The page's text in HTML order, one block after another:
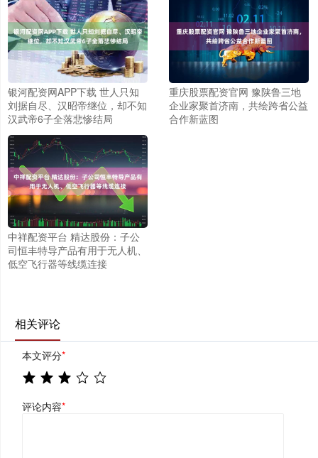
银河配资网APP下载 世人只知
刘据自尽、汉昭帝继位，却不知
汉武帝6子全落悲惨结局
重庆股票配资官网 豫陕鲁三地
企业家聚首济南，共绘跨省公益
合作新蓝图
中祥配资平台 精达股份：子公
司恒丰特导产品有用于无人机、
低空飞行器等线缆连接
相关评论
本文评分*
评论内容*